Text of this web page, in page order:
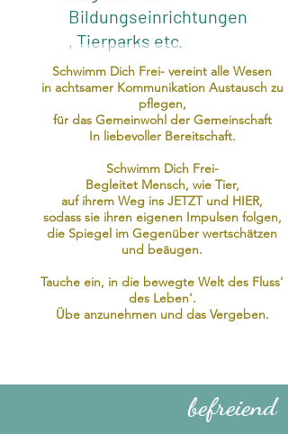
Bildungseinrichtungen
, Tierparks etc.
Schwimm Dich Frei- vereint alle Wesen
in achtsamer Kommunikation Austausch zu
pflegen,
für das Gemeinwohl der Gemeinschaft
In liebevoller Bereitschaft.
Schwimm Dich Frei-
Begleitet Mensch, wie Tier,
auf ihrem Weg ins JETZT und HIER,
sodass sie ihren eigenen Impulsen folgen,
die Spiegel im Gegenüber wertschätzen
und beäugen.
Tauche ein, in die bewegte Welt des Fluss'
des Leben'.
Übe anzunehmen und das Vergeben.
befreiend